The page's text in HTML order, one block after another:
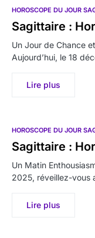
HOROSCOPE DU JOUR
Sagittaire :
Un Jour de Chance
Aujourd’hui, le 18
Lire plus
HOROSCOPE DU JOUR
Sagittaire :
Un Matin
2025, réveillez-vous
Lire plus